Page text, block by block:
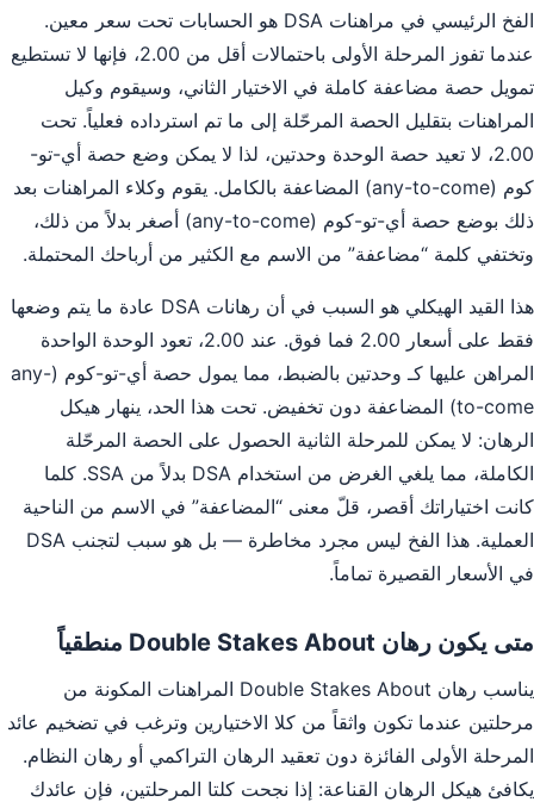
الفخ الرئيسي في مراهنات DSA هو الحسابات تحت سعر معين.
عندما تفوز المرحلة الأولى باحتمالات أقل من 2.00، فإنها لا تستطيع
تمويل حصة مضاعفة كاملة في الاختيار الثاني، وسيقوم وكيل
المراهنات بتقليل الحصة المرحّلة إلى ما تم استرداده فعلياً. تحت
2.00، لا تعيد حصة الوحدة وحدتين، لذا لا يمكن وضع حصة أي-تو-
كوم (any-to-come) المضاعفة بالكامل. يقوم وكلاء المراهنات بعد
ذلك بوضع حصة أي-تو-كوم (any-to-come) أصغر بدلاً من ذلك،
وتختفي كلمة “مضاعفة” من الاسم مع الكثير من أرباحك المحتملة.
هذا القيد الهيكلي هو السبب في أن رهانات DSA عادة ما يتم وضعها
فقط على أسعار 2.00 فما فوق. عند 2.00، تعود الوحدة الواحدة
المراهن عليها كـ وحدتين بالضبط، مما يمول حصة أي-تو-كوم (any-
to-come) المضاعفة دون تخفيض. تحت هذا الحد، ينهار هيكل
الرهان: لا يمكن للمرحلة الثانية الحصول على الحصة المرحّلة
الكاملة، مما يلغي الغرض من استخدام DSA بدلاً من SSA. كلما
كانت اختياراتك أقصر، قلّ معنى “المضاعفة” في الاسم من الناحية
العملية. هذا الفخ ليس مجرد مخاطرة — بل هو سبب لتجنب DSA
في الأسعار القصيرة تماماً.
متى يكون رهان Double Stakes About منطقياً
يناسب رهان Double Stakes About المراهنات المكونة من
مرحلتين عندما تكون واثقاً من كلا الاختيارين وترغب في تضخيم عائد
المرحلة الأولى الفائزة دون تعقيد الرهان التراكمي أو رهان النظام.
يكافئ هيكل الرهان القناعة: إذا نجحت كلتا المرحلتين، فإن عائدك